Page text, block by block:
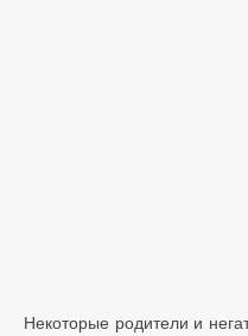
Некоторые родители и